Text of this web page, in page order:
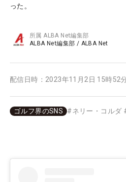
った。
所属ALBA Net編集部
ALBA Net編集部 / ALBA Net
配信日時： 2023年11月2日 15時52
ゴルフ界のSNS #ネリー・コルダ